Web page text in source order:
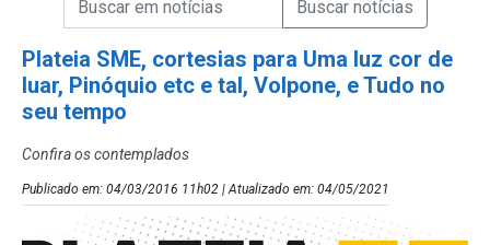
Plateia SME, cortesias para Uma luz cor de
luar, Pinóquio etc e tal, Volpone, e Tudo no
seu tempo
Confira os contemplados
Publicado em: 04/03/2016 11h02 | Atualizado em: 04/05/2021